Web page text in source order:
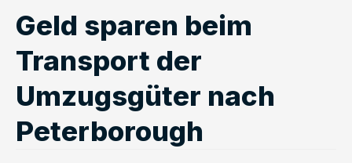
Geld sparen beim
Transport der
Umzugsgüter nach
Peterborough